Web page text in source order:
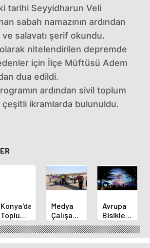
tarihi Seyyidharun Veli
sabah namazının ardından
ve salavatı şerif okundu.
nitelendirilen depremde
için İlçe Müftüsü Adem
dua edildi.
ardından sivil toplum
çeşitli ikramlarda bulunuldu.
Konya'da
Toplu
Taşıma
Araçlarına
Denetim
Medya
Çalışanları
İHA
Pilotluk
Sertifikalarını
Avrupa
Bisiklet
Başkenti
Konya
Festivali